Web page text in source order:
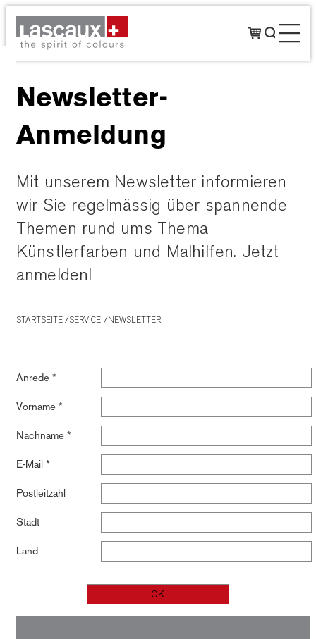
Newsletter-
Anmeldung
Mit unserem Newsletter informieren
wir Sie regelmässig über spannende
Themen rund ums Thema
Künstlerfarben und Malhilfen. Jetzt
anmelden!
STARTSEITE SERVICE NEWSLETTER
Anrede *
Vorname *
Nachname *
E-Mail *
Postleitzahl
Stadt
Land